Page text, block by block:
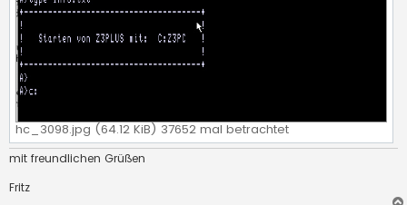
hc_3098.jpg (64.12 KiB) 37652 mal betrachtet
mit freundlichen Grüßen
Fritz